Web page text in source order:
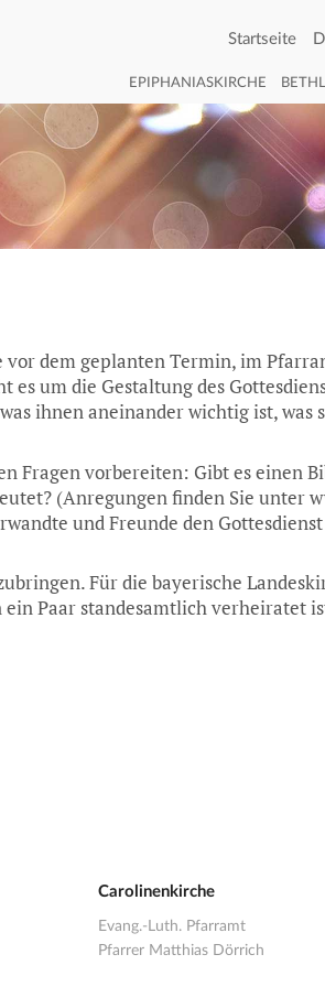
Startseite
EPIPHANIASKIRCHE
dem geplanten Termin, im
um die Gestaltung des
ihnen aneinander wichtig ist, was
Fragen vorbereiten: Gibt es einen
(Anregungen finden Sie unter
und Freunde den
Für die bayerische
Paar standesamtlich verheiratet
Carolinenkirche
Evang.-Luth. Pfarramt
Pfarrer Matthias Dörrich